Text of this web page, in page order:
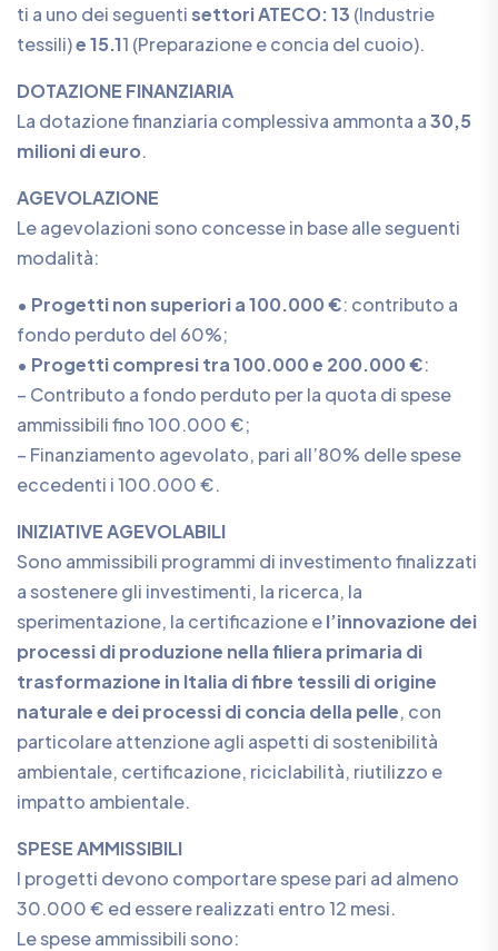
ti a uno dei seguentisettori ATECO: 13 (Industrie
tessili)e 15.11 (Preparazione e concia del cuoio).
DOTAZIONE FINANZIARIA
La dotazione finanziaria complessiva ammonta a30,5
milioni di euro.
AGEVOLAZIONE
Le agevolazioni sono concesse in base alle seguenti
modalità:
• Progetti non superiori a 100.000 €: contributo a
fondo perduto del 60%;
• Progetti compresi tra 100.000 e 200.000 €:
– Contributo a fondo perduto per la quota di spese
ammissibili fino 100.000 €;
– Finanziamento agevolato, pari all’80% delle spese
eccedenti i 100.000 €.
INIZIATIVE AGEVOLABILI
Sono ammissibili programmi di investimento finalizzati
a sostenere gli investimenti, la ricerca, la
sperimentazione, la certificazione el’innovazione dei
processi di produzione nella filiera primaria di
trasformazione in Italia di fibre tessili di origine
naturale e dei processi di concia della pelle, con
particolare attenzione agli aspetti di sostenibilità
ambientale, certificazione, riciclabilità, riutilizzo e
impatto ambientale.
SPESE AMMISSIBILI
I progetti devono comportare spese pari ad almeno
30.000 € ed essere realizzati entro 12 mesi.
Le spese ammissibili sono: